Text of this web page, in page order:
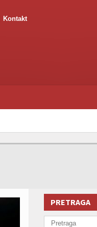
Kontakt
PRETRAGA